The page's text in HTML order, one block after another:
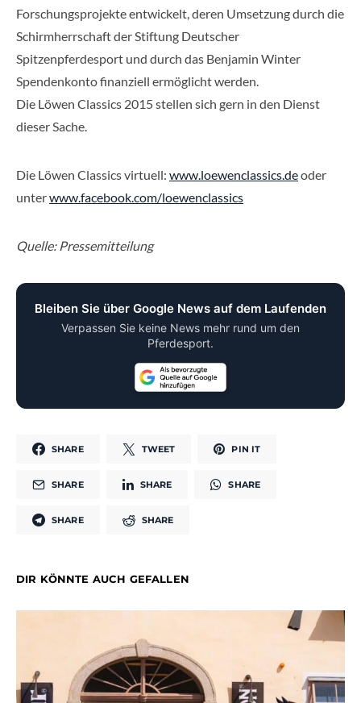
Forschungsprojekte entwickelt, deren Umsetzung durch die
Schirmherrschaft der Stiftung Deutscher
Spitzenpferdesport und durch das Benjamin Winter
Spendenkonto finanziell ermöglicht werden.
Die Löwen Classics 2015 stellen sich gern in den Dienst
dieser Sache.
Die Löwen Classics virtuell: www.loewenclassics.deoder
unterwww.facebook.com/loewenclassics
Quelle: Pressemitteilung
Bleiben Sie über Google News auf dem Laufenden
Verpassen Sie keine News mehr rund um den
Pferdesport.
SHARE TWEET PIN IT
SHARE SHARE SHARE
SHARE SHARE
DIR KÖNNTE AUCH GEFALLEN